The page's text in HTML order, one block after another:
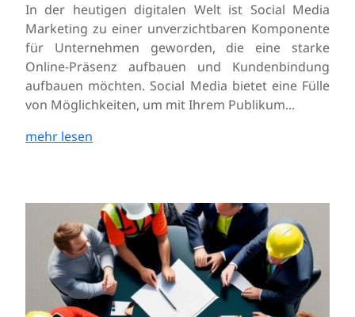
In der heutigen digitalen Welt ist Social Media
Marketing zu einer unverzichtbaren Komponente
für Unternehmen geworden, die eine starke
Online-Präsenz aufbauen und Kundenbindung
aufbauen möchten. Social Media bietet eine Fülle
von Möglichkeiten, um mit Ihrem Publikum...
mehr lesen